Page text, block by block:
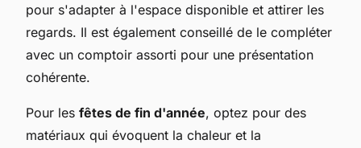
pour s'adapter à l'espace disponible et attirer les
regards. Il est également conseillé de le compléter
avec un comptoir assorti pour une présentation
cohérente.
Pour les fêtes de fin d'année, optez pour des
matériaux qui évoquent la chaleur et la